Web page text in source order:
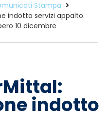
Stampa
indotto servizi appalto.
10 dicembre
indotto